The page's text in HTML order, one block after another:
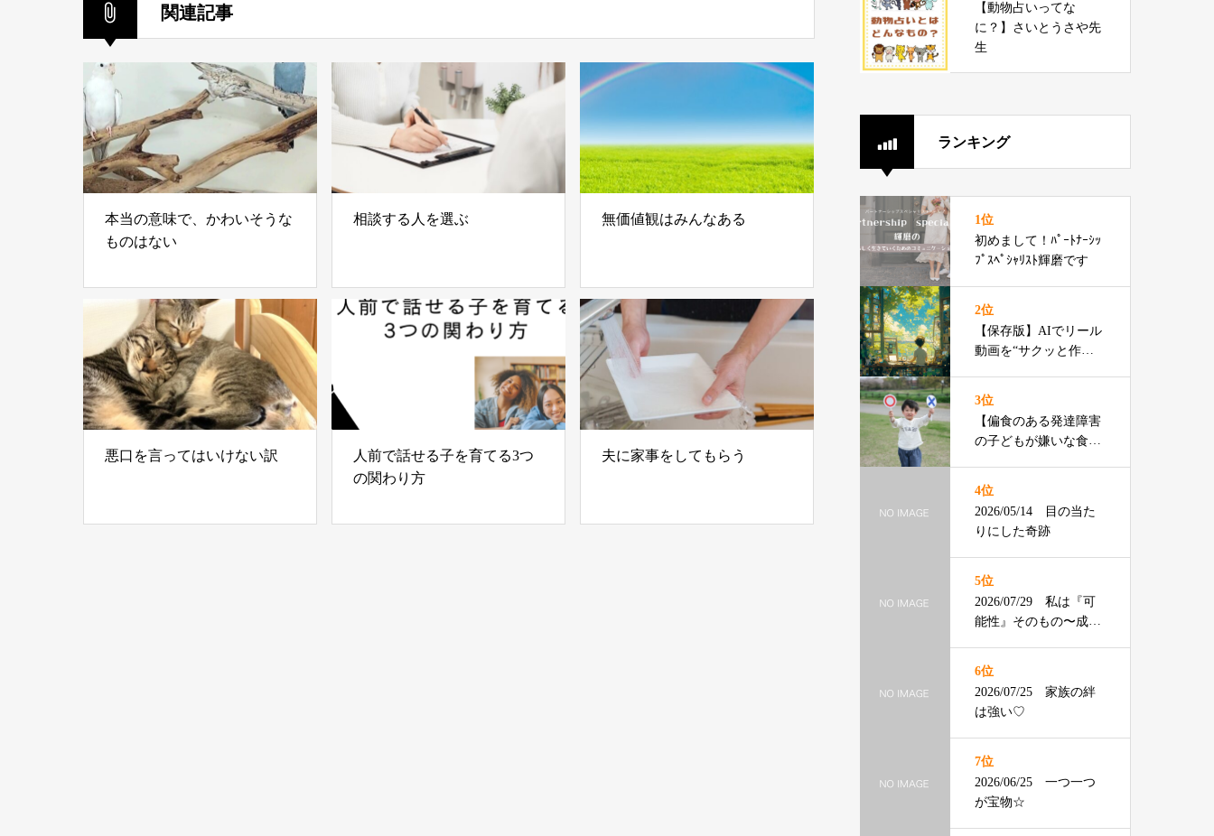
関連記事
本当の意味で、かわいそうな
ものはない
相談する人を選ぶ 無価値観はみんなある
悪口を言ってはいけない訳
人前で話せる子を育てる3つ
の関わり方
夫に家事をしてもらう
【動物占いってな
に？】さいとうさや先
生
ランキング
1位
初めまして！ﾊﾟｰﾄﾅｰｼｯ
ﾌﾟｽﾍﾟｼｬﾘｽﾄ輝磨です
2位
【保存版】AIでリール
動画を“サクッと作る”3
3位
【偏食のある発達障害
の子どもが嫌いな食べ
4位
2026/05/14 目の当た
りにした奇跡
5位
2026/07/29 私は『可
能性』そのもの〜成年
6位
2026/07/25 家族の絆
は強い♡
7位
2026/06/25 一つ一つ
が宝物☆